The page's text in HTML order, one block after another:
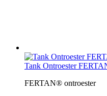
Tank Ontroester
FERTAN® ontroester